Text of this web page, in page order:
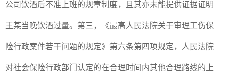
公司饮酒后不准上班的规章制度，且其亦未能提供证据证明
王某当晚饮酒过量。第三，《最高人民法院关于审理工伤保
险行政案件若干问题的规定》第六条第四项规定，人民法院
对社会保险行政部门认定的在合理时间内其他合理路线的上